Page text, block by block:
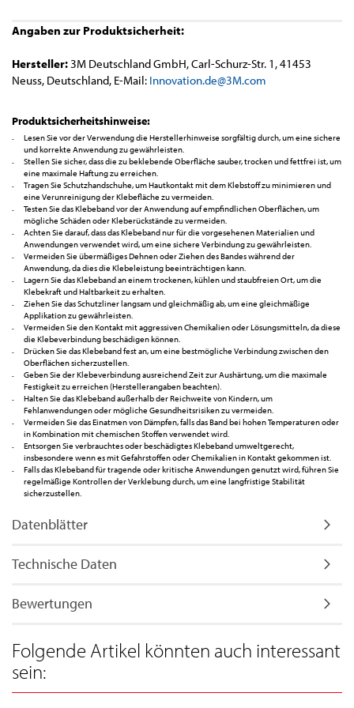
Angaben zur Produktsicherheit:
Hersteller: 3M Deutschland GmbH, Carl-Schurz-Str. 1, 41453
Neuss, Deutschland, E-Mail: Innovation.de@3M.com
Produktsicherheitshinweise:
Lesen Sie vor der Verwendung die Herstellerhinweise sorgfältig durch, um eine sichere
und korrekte Anwendung zu gewährleisten.
Stellen Sie sicher, dass die zu beklebende Oberfläche sauber, trocken und fettfrei ist, um
eine maximale Haftung zu erreichen.
Tragen Sie Schutzhandschuhe, um Hautkontakt mit dem Klebstoff zu minimieren und
eine Verunreinigung der Klebefläche zu vermeiden.
Testen Sie das Klebeband vor der Anwendung auf empfindlichen Oberflächen, um
mögliche Schäden oder Kleberückstände zu vermeiden.
Achten Sie darauf, dass das Klebeband nur für die vorgesehenen Materialien und
Anwendungen verwendet wird, um eine sichere Verbindung zu gewährleisten.
Vermeiden Sie übermäßiges Dehnen oder Ziehen des Bandes während der
Anwendung, da dies die Klebeleistung beeinträchtigen kann.
Lagern Sie das Klebeband an einem trockenen, kühlen und staubfreien Ort, um die
Klebekraft und Haltbarkeit zu erhalten.
Ziehen Sie das Schutzliner langsam und gleichmäßig ab, um eine gleichmäßige
Applikation zu gewährleisten.
Vermeiden Sie den Kontakt mit aggressiven Chemikalien oder Lösungsmitteln, da diese
die Klebeverbindung beschädigen können.
Drücken Sie das Klebeband fest an, um eine bestmögliche Verbindung zwischen den
Oberflächen sicherzustellen.
Geben Sie der Klebeverbindung ausreichend Zeit zur Aushärtung, um die maximale
Festigkeit zu erreichen (Herstellerangaben beachten).
Halten Sie das Klebeband außerhalb der Reichweite von Kindern, um
Fehlanwendungen oder mögliche Gesundheitsrisiken zu vermeiden.
Vermeiden Sie das Einatmen von Dämpfen, falls das Band bei hohen Temperaturen oder
in Kombination mit chemischen Stoffen verwendet wird.
Entsorgen Sie verbrauchtes oder beschädigtes Klebeband umweltgerecht,
insbesondere wenn es mit Gefahrstoffen oder Chemikalien in Kontakt gekommen ist.
Falls das Klebeband für tragende oder kritische Anwendungen genutzt wird, führen Sie
regelmäßige Kontrollen der Verklebung durch, um eine langfristige Stabilität
sicherzustellen.
Datenblätter
Technische Daten
Bewertungen
Folgende Artikel könnten auch interessant
sein: